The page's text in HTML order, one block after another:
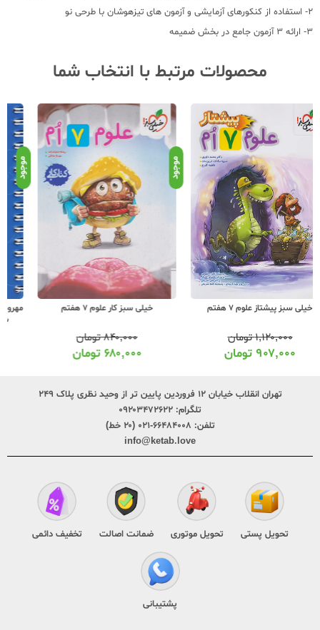
2- استفاده از کنکورهای آزمایشی و آزمون های تیزهوشان با طرحی نو
3- ارائه 3 آزمون جامع در بخش ضمیمه
محصولات مرتبط با انتخاب شما
خیلی سبز کار علوم 7 هفتم
۸۴۰,۰۰۰تومان
۶۸۰,۰۰۰تومان
مهروماه لقمه 100 نکته علوم 7 هفتم زمین
۲۹۰,۰۰۰تومان
۲۲۹,۰۰۰تومان
تهران انقلاب خیابان ۱۲ فروردین پایین تر از وحید نظری پلاک ۲۴۹
تلگرام: ۰۹۲۰۳۴۷۲۶۲۲
تلفن: ۶۶۴۸۴۰۰۸-۰۲۱ (۲۰ خط)
info@ketab.love
تحویل پستی تحویل موتوری ضمانت اصالت تخفیف دائمی
پشتیبانی